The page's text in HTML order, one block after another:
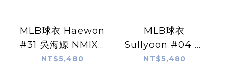
MLB球衣 Haewon
#31 吳海嫄 NMIXX
運動家白 Home
NT$5,480
MLB球衣
Sullyoon #04 薛
侖娥 NMIXX 運動
NT$5,480